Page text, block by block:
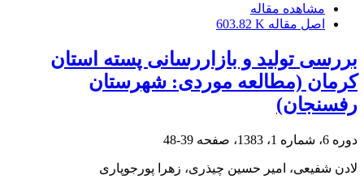
مشاهده مقاله
اصل مقاله 603.82 K
بررسی تولید و بازاررسانی پسته استان
کرمان (مطالعه موردی: شهرستان
رفسنجان)
دوره 6، شماره 1، 1383، صفحه 39-48
لادن شفیعى، امیر حسین چیذرى، زهرا پورجوپارى